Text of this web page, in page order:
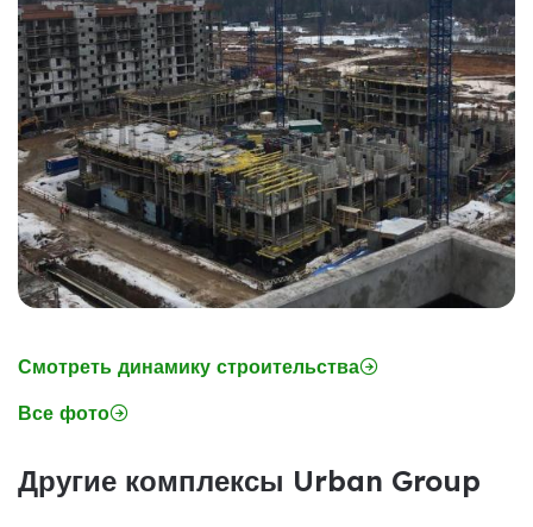
Смотреть динамику строительства
Все фото
Другие комплексы Urban Group